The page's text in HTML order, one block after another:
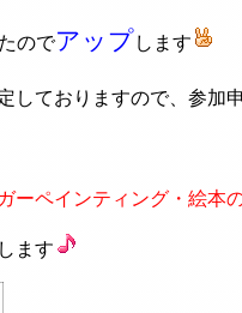
のでアップします
しておりますので、参加
ーペインティング・絵本
ます